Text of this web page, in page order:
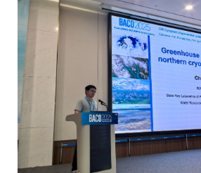
其关注河流、湖泊、河口、海岸及人工水
超研究员...